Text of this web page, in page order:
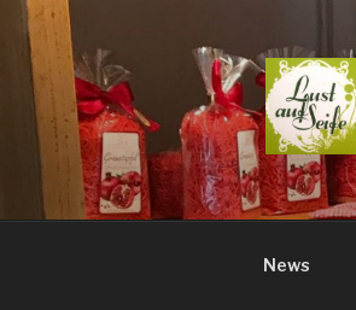
Zum
Inhalt
springen
News